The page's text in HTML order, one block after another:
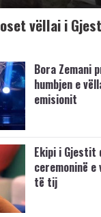
vëllai i
Bora Zemani
humbjen e
emisionit
Ekipi i Gjestit
ceremoninë
të tij